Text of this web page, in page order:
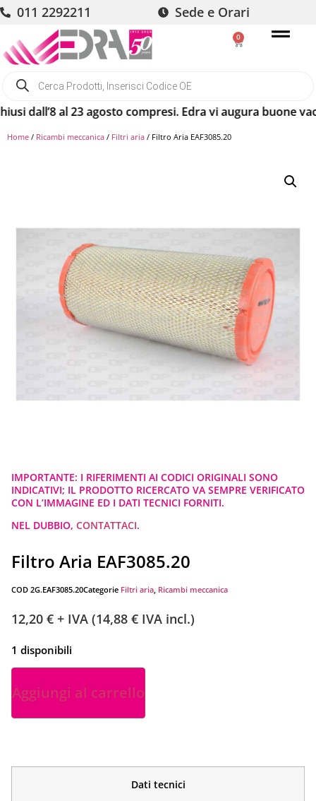
011 2292211 Sede e Orari
0
dall’8 al 23 agosto compresi. Edra vi augura buone
Home / Ricambi meccanica / Filtri aria / Filtro Aria EAF3085.20
IMPORTANTE: I RIFERIMENTI AI CODICI ORIGINALI SONO
INDICATIVI; IL PRODOTTO RICERCATO VA SEMPRE VERIFICATO
CON L’IMMAGINE ED I DATI TECNICI FORNITI.
NEL DUBBIO, CONTATTACI.
Filtro Aria EAF3085.20
COD 2G.EAF3085.20Categorie Filtri aria, Ricambi meccanica
12,20 € + IVA (14,88 € IVA incl.)
1 disponibili
Aggiungi al carrello
Dati tecnici